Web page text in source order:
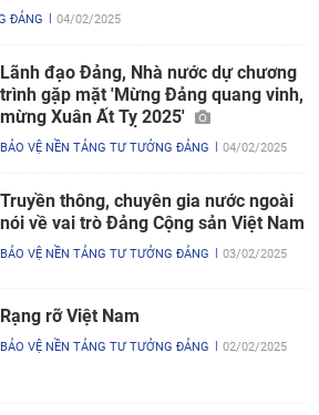
ĐẢNG 04/02/2025
Lãnh đạo Đảng, Nhà nước dự chương
trình gặp mặt 'Mừng Đảng quang vinh,
mừng Xuân Ất Tỵ 2025'
BẢO VỆ NỀN TẢNG TƯ TƯỞNG ĐẢNG 04/02/2025
Truyền thông, chuyên gia nước ngoài
nói về vai trò Đảng Cộng sản Việt Nam
BẢO VỆ NỀN TẢNG TƯ TƯỞNG ĐẢNG 03/02/2025
Rạng rỡ Việt Nam
BẢO VỆ NỀN TẢNG TƯ TƯỞNG ĐẢNG 02/02/2025